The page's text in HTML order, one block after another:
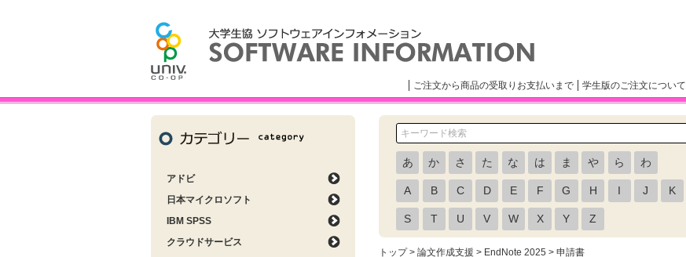
ご注文から商品の受取りお支払いまで 学生版のご注文について
あ か さ た な は ま や ら わ
A B C D E F G H I J K
S T U V W X Y Z
トップ> 論文作成支援 > EndNote 2025 > 申請書
アドビ
日本マイクロソフト
IBM SPSS
クラウドサービス